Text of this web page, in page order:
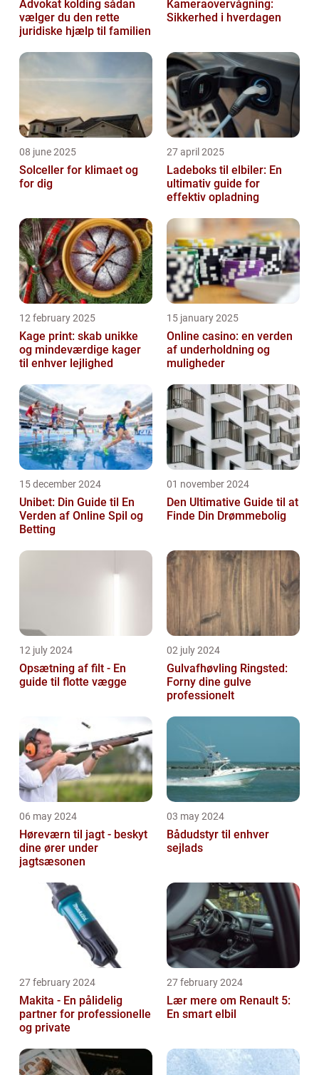
Advokat kolding sådan
vælger du den rette
juridiske hjælp til familien
Kameraovervågning:
Sikkerhed i hverdagen
08 june 2025
Solceller for klimaet og
for dig
27 april 2025
Ladeboks til elbiler: En
ultimativ guide for
effektiv opladning
12 february 2025
Kage print: skab unikke
og mindeværdige kager
til enhver lejlighed
15 january 2025
Online casino: en verden
af underholdning og
muligheder
15 december 2024
Unibet: Din Guide til En
Verden af Online Spil og
Betting
01 november 2024
Den Ultimative Guide til at
Finde Din Drømmebolig
12 july 2024
Opsætning af filt - En
guide til flotte vægge
02 july 2024
Gulvafhøvling Ringsted:
Forny dine gulve
professionelt
06 may 2024
Høreværn til jagt - beskyt
dine ører under
jagtsæsonen
03 may 2024
Bådudstyr til enhver
sejlads
27 february 2024
Makita - En pålidelig
partner for professionelle
og private
27 february 2024
Lær mere om Renault 5:
En smart elbil